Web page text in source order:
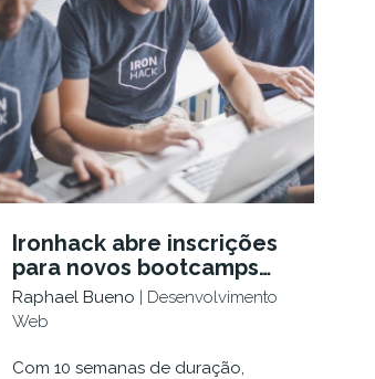
Ironhack abre inscrições
para novos bootcamps
de Desenvolvimento
Web e UX/UI Design
Raphael Bueno | Desenvolvimento
Web
Com 10 semanas de duração,